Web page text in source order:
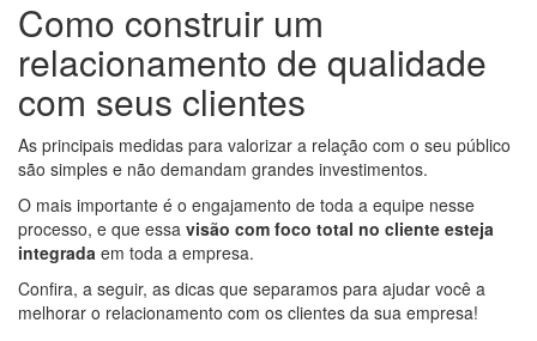
Como construir um
relacionamento de qualidade
com seus clientes
As principais medidas para valorizar a relação com o seu público
são simples e não demandam grandes investimentos.
O mais importante é o engajamento de toda a equipe nesse
processo, e que essa visão com foco total no cliente esteja
integrada em toda a empresa.
Confira, a seguir, as dicas que separamos para ajudar você a
melhorar o relacionamento com os clientes da sua empresa!